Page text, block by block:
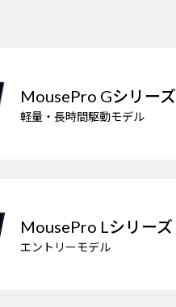
MousePro Gシリーズ
軽量・長時間駆動モデル
MousePro Lシリーズ
エントリーモデル